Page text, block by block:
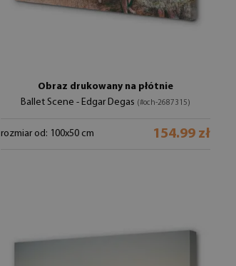
Obraz drukowany na płótnie
Ballet Scene - Edgar Degas (#och-2687315)
rozmiar od: 100x50 cm 154.99 zł